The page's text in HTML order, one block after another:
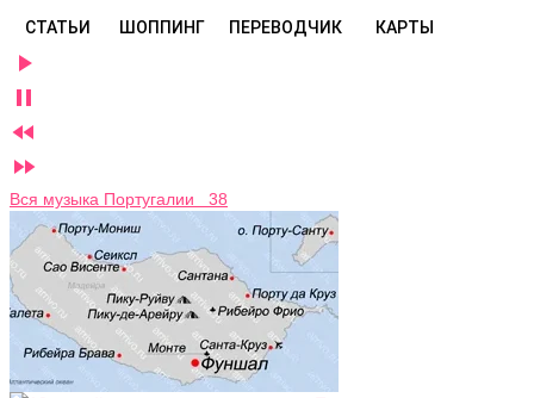
СТАТЬИ ШОППИНГ ПЕРЕВОДЧИК КАРТЫ




Вся музыка Португалии 38